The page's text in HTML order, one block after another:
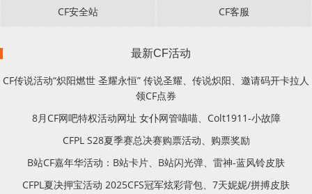
CF安全站 CF客服
最新CF活动
CF传说活动“炽阳燃世 圣耀永恒” 传说圣耀、传说炽阳、邀请码开卡拉人
领CF点券
8月CF网吧特权活动网址 女仆网管喵喵、Colt1911-小故障
CFPL S28夏季赛总决赛购票活动、购票奖励
B站CF嘉年华活动：B站卡片、B站闪光弹、雷神-蓝风铃皮肤
CFPL夏决押宝活动 2025CFS冠军炫彩背包、7天妮妮/拼搏皮肤